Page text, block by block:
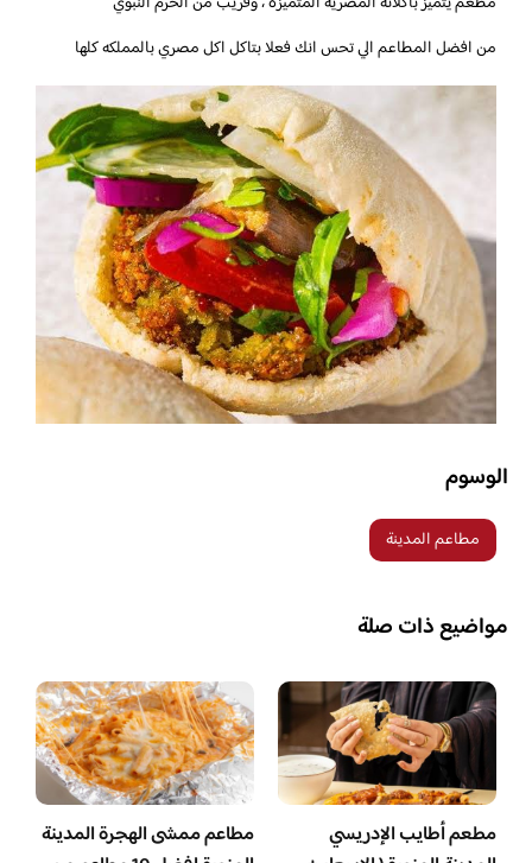
من افضل المطاعم الي تحس انك فعلا بتاكل اكل مصري بالمملكه كلها
الوسوم
مطاعم المدينة
مواضيع ذات صلة
مطعم أطايب الإدريسي
مطاعم ممشى الهجرة المدينة